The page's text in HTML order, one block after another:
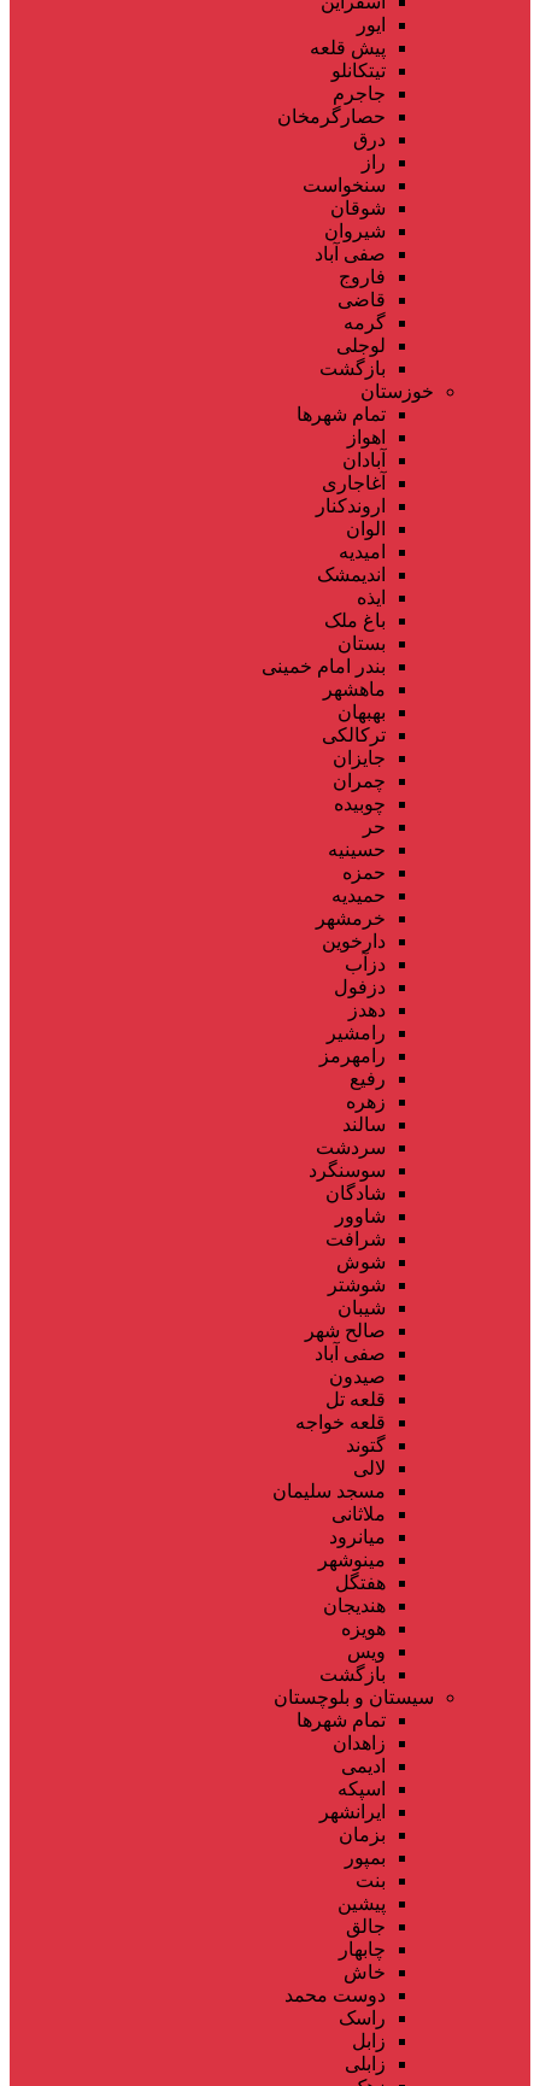
ایور
پیش قلعه
تیتکانلو
جاجرم
حصارگرمخان
درق
راز
سنخواست
شوقان
شیروان
صفی آباد
فاروج
قاضی
گرمه
لوجلی
بازگشت
خوزستان
تمام شهر‌ها
اهواز
آبادان
آغاجاری
اروندکنار
الوان
امیدیه
اندیمشک
ایذه
باغ ملک
بستان
بندر امام خمینی
ماهشهر
بهبهان
ترکالکی
جایزان
چمران
چوبیده
حر
حسینیه
حمزه
حمیدیه
خرمشهر
دارخوین
دزآب
دزفول
دهدز
رامشیر
رامهرمز
رفیع
زهره
سالند
سردشت
سوسنگرد
شادگان
شاوور
شرافت
شوش
شوشتر
شیبان
صالح شهر
صفی آباد
صیدون
قلعه تل
قلعه خواجه
گتوند
لالی
مسجد سلیمان
ملاثانی
میانرود
مینوشهر
هفتگل
هندیجان
هویزه
ویس
بازگشت
سیستان و بلوچستان
تمام شهر‌ها
زاهدان
ادیمی
اسپکه
ایرانشهر
بزمان
بمپور
بنت
پیشین
جالق
چابهار
خاش
دوست محمد
راسک
زابل
زابلی